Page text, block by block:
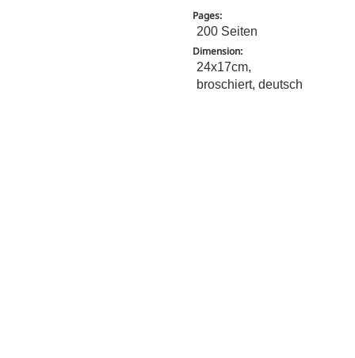
Pages:
200 Seiten
Dimension:
24x17cm,
broschiert, deutsch